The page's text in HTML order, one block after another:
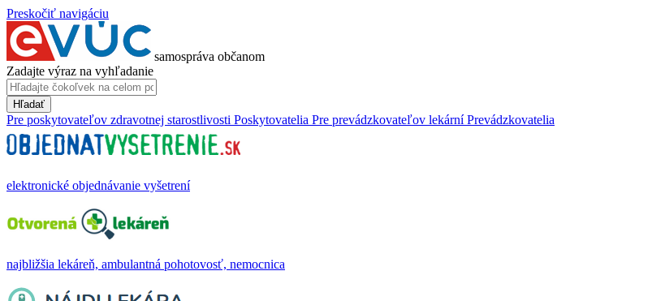
Preskočiť navigáciu
samospráva občanom
Zadajte výraz na vyhľadanie
Hľadať
Pre poskytovateľov zdravotnej starostlivosti Poskytovatelia Pre prevádzkovateľov lekární Prevádzkovatelia
elektronické objednávanie vyšetrení
najbližšia lekáreň, ambulantná pohotovosť, nemocnica